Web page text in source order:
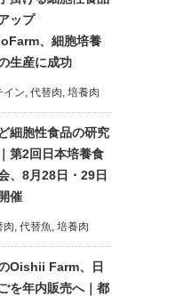
ップ
、細胞培養
生産に成功
イン 代替肉 培養肉
細胞性食品の研究
第2回日本培養食
、8月28日・29日
催
肉 代替魚 培養肉
Oishii Farm、日
を年内販売へ｜都